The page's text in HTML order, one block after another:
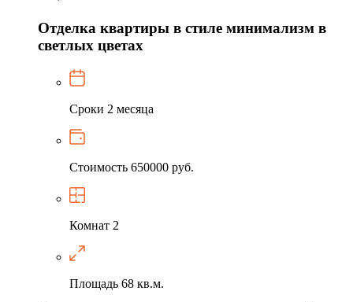
Отделка квартиры в стиле минимализм в
светлых цветах
Сроки 2 месяца
Стоимость 650000 руб.
Комнат 2
Площадь 68 кв.м.